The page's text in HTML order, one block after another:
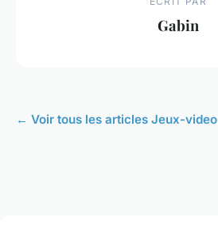
Gabin
← Voir tous les articles Jeux-video